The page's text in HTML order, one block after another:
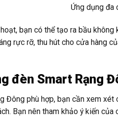
Ứng dụng đa
bạn có thể tạo ra bầu
rực rỡ, thu hút cho cửa hàng
đèn Smart Rạng
Đông phù hợp, bạn cần xem
Bạn nên tham khảo ý kiến